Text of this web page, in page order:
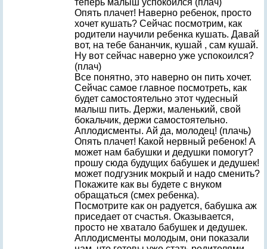
теперь малыш успокоился (плач)
Опять плачет! Наверно ребенок, просто
хочет кушать? Сейчас посмотрим, как
родители научили ребенка кушать. Давай
вот, на тебе бананчик, кушай , сам кушай.
Ну вот сейчас наверно уже успокоился?
(плач)
Все понятно, это наверно он пить хочет.
Сейчас самое главное посмотреть, как
будет самостоятельно этот чудесный
малыш пить. Держи, маленький, свой
бокальчик, держи самостоятельно.
Аплодисменты. Ай да, молодец! (плачь)
Опять плачет! Какой нервный ребенок! А
может нам бабушки и дедушки помогут?
прошу сюда будущих бабушек и дедушек!
может подгузник мокрый и надо сменить?
Покажите как вы будете с внуком
обращаться (смех ребенка).
Посмотрите как он радуется, бабушка аж
приседает от счастья. Оказывается,
просто не хватало бабушек и дедушек.
Аплодисменты молодым, они показали